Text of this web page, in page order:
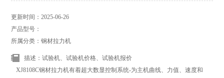
更新时间：2025-06-26
产品型号：
所属分类：钢材拉力机
描述：试验机、试验机价格、试验机报价
XJ8108C钢材拉力机有着超大数显控制系统-为主机曲线、力值、速度和